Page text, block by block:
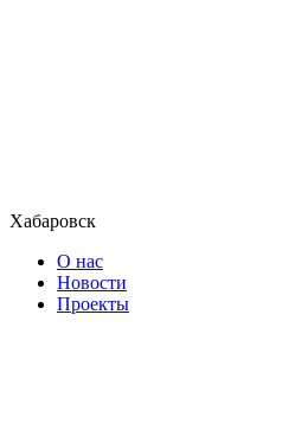
Хабаровск
О нас
Новости
Проекты